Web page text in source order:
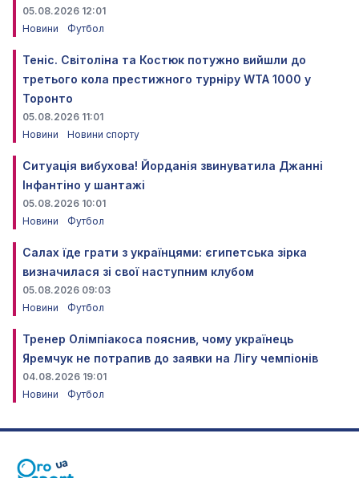
05.08.2026 12:01
Новини
Футбол
Теніс. Світоліна та Костюк потужно вийшли до
третього кола престижного турніру WTA 1000 у
Торонто
05.08.2026 11:01
Новини
Новини спорту
Ситуація вибухова! Йорданія звинуватила Джанні
Інфантіно у шантажі
05.08.2026 10:01
Новини
Футбол
Салах їде грати з українцями: єгипетська зірка
визначилася зі свої наступним клубом
05.08.2026 09:03
Новини
Футбол
Тренер Олімпіакоса пояснив, чому українець
Яремчук не потрапив до заявки на Лігу чемпіонів
04.08.2026 19:01
Новини
Футбол